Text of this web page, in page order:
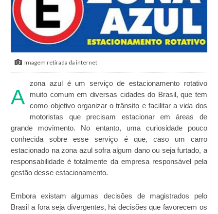
Imagem retirada da internet
A
zona azul é um serviço de estacionamento rotativo
muito comum em diversas cidades do Brasil, que tem
como objetivo organizar o trânsito e facilitar a vida dos
motoristas que precisam estacionar em áreas de
grande movimento. No entanto, uma curiosidade pouco
conhecida sobre esse serviço é que, caso um carro
estacionado na zona azul sofra algum dano ou seja furtado, a
responsabilidade é totalmente da empresa responsável pela
gestão desse estacionamento.
Embora existam algumas decisões de magistrados pelo
Brasil a fora seja divergentes, há decisões que favorecem os